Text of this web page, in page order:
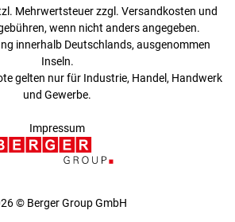
Mehrwertsteuer zzgl. Versandkosten und
wenn nicht anders angegeben.
innerhalb Deutschlands, ausgenommen
Inseln.
gelten nur für Industrie, Handel, Handwerk
und Gewerbe.
Impressum
© Berger Group GmbH